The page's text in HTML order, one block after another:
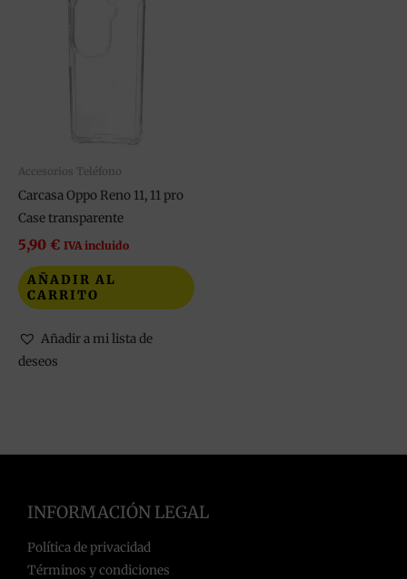
Accesorios Teléfono
Carcasa Oppo Reno 11, 11 pro
Case transparente
5,90 € IVA incluido
AÑADIR AL
CARRITO
Añadir a mi lista de
deseos
INFORMACIÓN LEGAL
Política de privacidad
Términos y condiciones